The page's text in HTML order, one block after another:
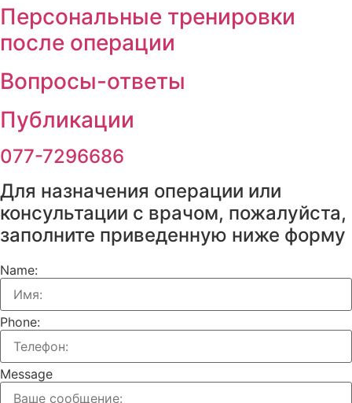
Персональные тренировки
после операции
Вопросы-ответы
Публикации
077-7296686
Для назначения операции или
консультации с врачом,
заполните приведенную ниже форму
Name:
Phone:
Message